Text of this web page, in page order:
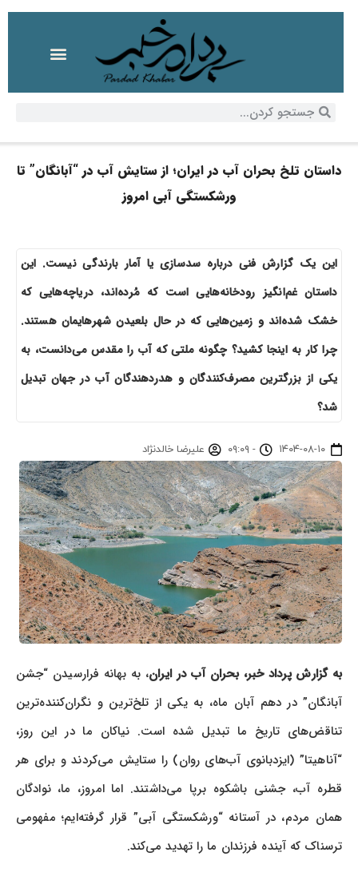
داستان تلخ بحران آب در ایران؛ از ستایش آب در “آبانگان” تا
ورشکستگی آبی امروز
این یک گزارش فنی درباره سدسازی یا آمار بارندگی نیست. این
داستان غم‌انگیز رودخانه‌هایی است که مُرده‌اند، دریاچه‌هایی که
خشک شده‌اند و زمین‌هایی که در حال بلعیدن شهرهایمان هستند.
چرا کار به اینجا کشید؟ چگونه ملتی که آب را مقدس می‌دانست، به
یکی از بزرگترین مصرف‌کنندگان و هدردهندگان آب در جهان تبدیل
شد؟
۱۴۰۴-۰۸-۱۰ - ۰۹:۰۹ علیرضا خالدنژاد
به گزارش پرداد خبر، بحران آب در ایران، به بهانه فرارسیدن “جشن
آبانگان” در دهم آبان ماه، به یکی از تلخ‌ترین و نگران‌کننده‌ترین
تناقض‌های تاریخ ما تبدیل شده است. نیاکان ما در این روز،
“آناهیتا” (ایزدبانوی آب‌های روان) را ستایش می‌کردند و برای هر
قطره آب، جشنی باشکوه برپا می‌داشتند. اما امروز، ما، نوادگان
همان مردم، در آستانه “ورشکستگی آبی” قرار گرفته‌ایم؛ مفهومی
ترسناک که آینده فرزندان ما را تهدید می‌کند.